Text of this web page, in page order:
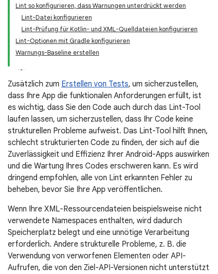
Lint so konfigurieren, dass Warnungen unterdrückt werden
Lint-Datei konfigurieren
Lint-Prüfung für Kotlin- und XML-Quelldateien konfigurieren
Lint-Optionen mit Gradle konfigurieren
Warnungs-Baseline erstellen
Zusätzlich zum Erstellen von Tests, um sicherzustellen,
dass Ihre App die funktionalen Anforderungen erfüllt, ist
es wichtig, dass Sie den Code auch durch das Lint-Tool
laufen lassen, um sicherzustellen, dass Ihr Code keine
strukturellen Probleme aufweist. Das Lint-Tool hilft Ihnen,
schlecht strukturierten Code zu finden, der sich auf die
Zuverlässigkeit und Effizienz Ihrer Android-Apps auswirken
und die Wartung Ihres Codes erschweren kann. Es wird
dringend empfohlen, alle von Lint erkannten Fehler zu
beheben, bevor Sie Ihre App veröffentlichen.
Wenn Ihre XML-Ressourcendateien beispielsweise nicht
verwendete Namespaces enthalten, wird dadurch
Speicherplatz belegt und eine unnötige Verarbeitung
erforderlich. Andere strukturelle Probleme, z. B. die
Verwendung von verworfenen Elementen oder API-
Aufrufen, die von den Ziel-API-Versionen nicht unterstützt